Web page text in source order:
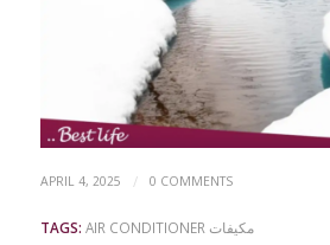
APRIL 4, 2025 / 0 COMMENTS
TAGS: AIR CONDITIONER مكيفات